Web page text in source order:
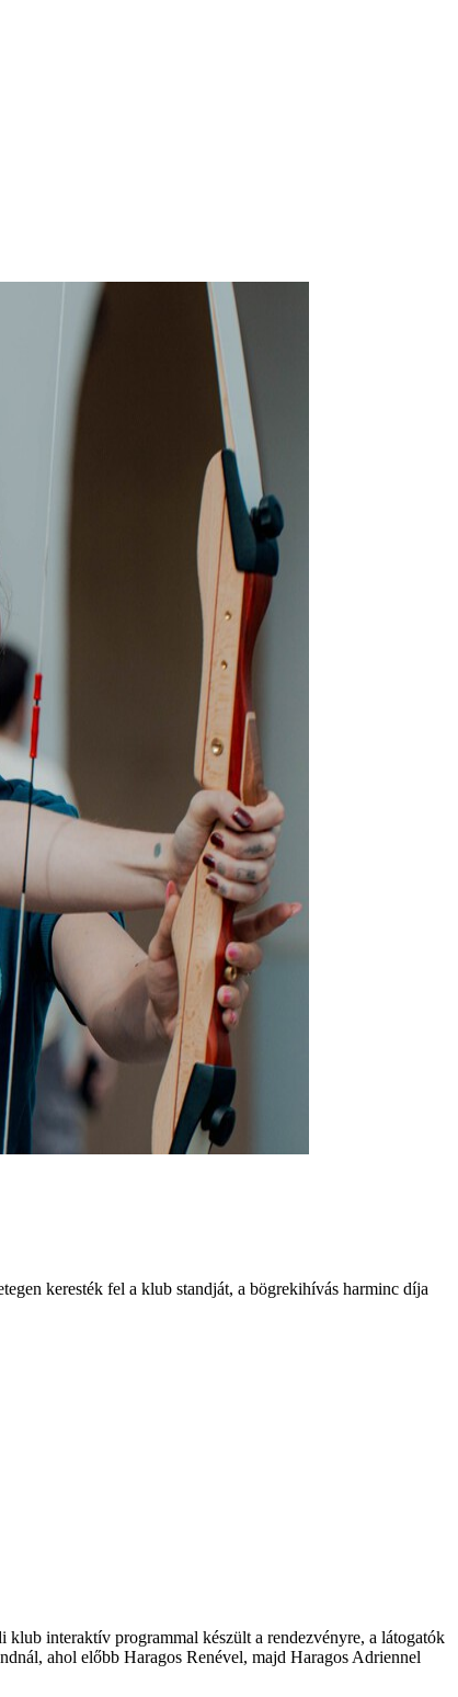
keresték fel a klub standját, a bögrekihívás harminc díja
interaktív programmal készült a rendezvényre, a látogatók
ahol előbb Haragos Renével, majd Haragos Adriennel